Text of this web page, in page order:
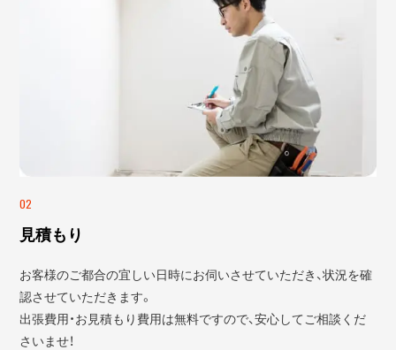
02
見積もり
お客様のご都合の宜しい日時にお伺いさせていただき、状況を確
認させていただきます。
出張費用・お見積もり費用は無料ですので、安心してご相談くだ
さいませ！